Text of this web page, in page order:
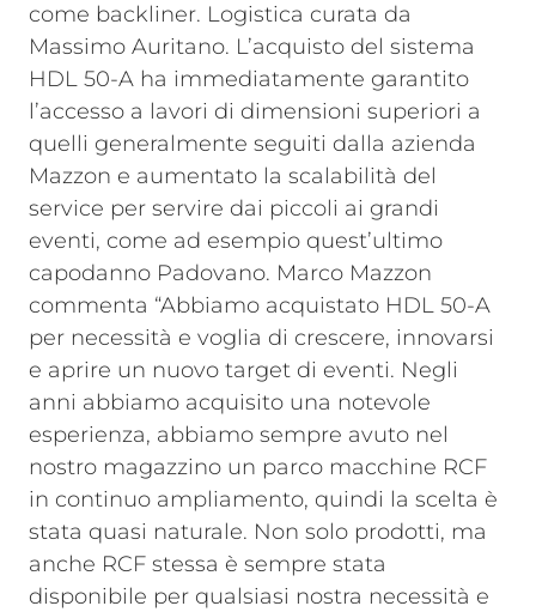
come backliner. Logistica curata da
Massimo Auritano. L’acquisto del sistema
HDL 50-A ha immediatamente garantito
l’accesso a lavori di dimensioni superiori a
quelli generalmente seguiti dalla azienda
Mazzon e aumentato la scalabilità del
service per servire dai piccoli ai grandi
eventi, come ad esempio quest’ultimo
capodanno Padovano. Marco Mazzon
commenta “Abbiamo acquistato HDL 50-A
per necessità e voglia di crescere, innovarsi
e aprire un nuovo target di eventi. Negli
anni abbiamo acquisito una notevole
esperienza, abbiamo sempre avuto nel
nostro magazzino un parco macchine RCF
in continuo ampliamento, quindi la scelta è
stata quasi naturale. Non solo prodotti, ma
anche RCF stessa è sempre stata
disponibile per qualsiasi nostra necessità e